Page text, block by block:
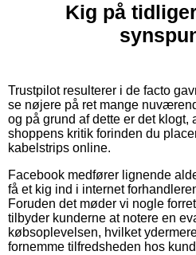
Kig på
Trustpilot resulterer i de facto
se nøjere på ret mange
og på grund af dette er det klogt,
shoppens kritik forinden du
kabelstrips online.
Facebook medfører lignende
få et kig ind i internet
Foruden det møder vi nogle
tilbyder kunderne at notere en
købsoplevelsen, hvilket
fornemme tilfredsheden hos